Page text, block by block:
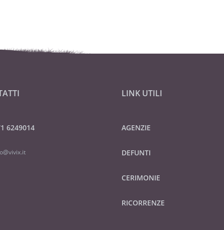
6249014
LINK UTILI
AGENZIE
DEFUNTI
CERIMONIE
RICORRENZE